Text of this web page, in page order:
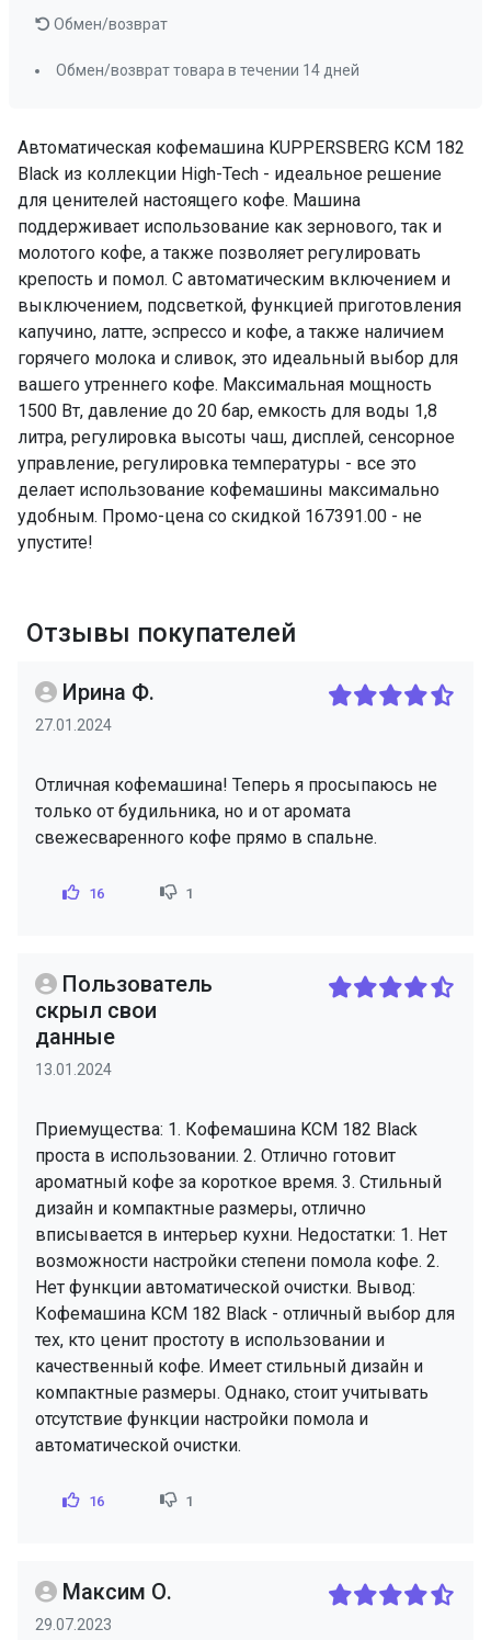
Цвет
Материал панели управления
стекло
Часы
есть
Управление
сеносрное
Регулировка температуры
есть
ПРОМО Скидка
=167391.00
Автоматическая кофемашина KUPPERSBERG KCM 182
Black из коллекции High-Tech - идеальное решение
для ценителей настоящего кофе. Машина
поддерживает использование как зернового, так и
молотого кофе, а также позволяет регулировать
крепость и помол. С автоматическим включением и
выключением, подсветкой, функцией приготовления
капучино, латте, эспрессо и кофе, а также наличием
горячего молока и сливок, это идеальный выбор для
вашего утреннего кофе. Максимальная мощность
1500 Вт, давление до 20 бар, емкость для воды 1,8
литра, регулировка высоты чаш, дисплей, сенсорное
управление, регулировка температуры - все это
делает использование кофемашины максимально
удобным. Промо-цена со скидкой 167391.00 - не
упустите!
Обмен/возврат
Обмен/возврат товара в течении 14 дней
Отзывы покупателей
Ирина Ф.
27.01.2024
Отличная кофемашина! Теперь я просыпаюсь не
только от будильника, но и от аромата
свежесваренного кофе прямо в спальне.
16 1
Пользователь
скрыл свои
данные
13.01.2024
Приемущества: 1. Кофемашина KCM 182 Black
проста в использовании. 2. Отлично готовит
ароматный кофе за короткое время. 3. Стильный
дизайн и компактные размеры, отлично
вписывается в интерьер кухни. Недостатки: 1. Нет
возможности настройки степени помола кофе. 2.
Нет функции автоматической очистки. Вывод:
Кофемашина KCM 182 Black - отличный выбор для
тех, кто ценит простоту в использовании и
качественный кофе. Имеет стильный дизайн и
компактные размеры. Однако, стоит учитывать
отсутствие функции настройки помола и
автоматической очистки.
16 1
Максим О.
29.07.2023